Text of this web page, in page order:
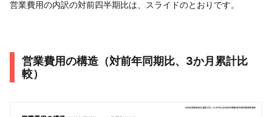
営業費用の内訳の対前四半期比は、スライドのとおりです。
営業費用の構造（対前年同期比、3か月累計比
較）